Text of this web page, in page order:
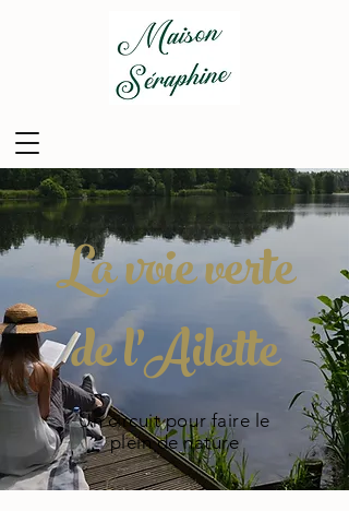
La voie verte
de l'Ailette
Un circuit pour faire le
plein de nature